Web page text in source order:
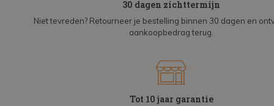
30 dagen zichttermijn
Niet tevreden? Retourneer je bestelling binnen 30 dagen en
aankoopbedrag terug.
Tot 10 jaar garantie